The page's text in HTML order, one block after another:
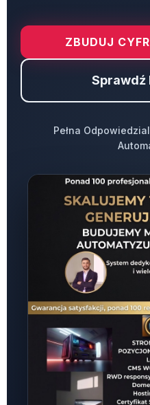
ZBUDUJ
Sprawdź
Pełna